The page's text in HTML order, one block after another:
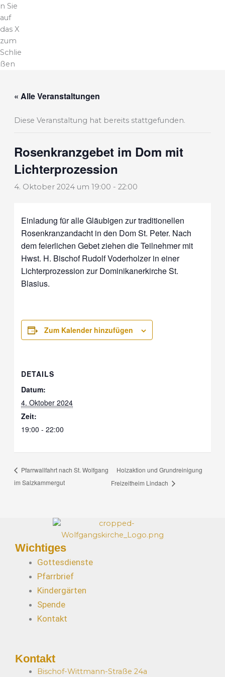
n Sie
auf
das X
zum
Schlie
ßen
« Alle Veranstaltungen
Diese Veranstaltung hat bereits stattgefunden.
Rosenkranzgebet im Dom mit
Lichterprozession
4. Oktober 2024 um 19:00 - 22:00
Einladung für alle Gläubigen zur traditionellen
Rosenkranzandacht in den Dom St. Peter. Nach
dem feierlichen Gebet ziehen die Teilnehmer mit
Hwst. H. Bischof Rudolf Voderholzer in einer
Lichterprozession zur Dominikanerkirche St.
Blasius.
Zum Kalender hinzufügen
DETAILS
Datum:
4. Oktober 2024
Zeit:
19:00 - 22:00
Pfarrwallfahrt nach St. Wolfgang
im Salzkammergut
Holzaktion und Grundreinigung
Freizeitheim Lindach
Wichtiges
Gottesdienste
Pfarrbrief
Kindergärten
Spende
Kontakt
Kontakt
Bischof-Wittmann-Straße 24a